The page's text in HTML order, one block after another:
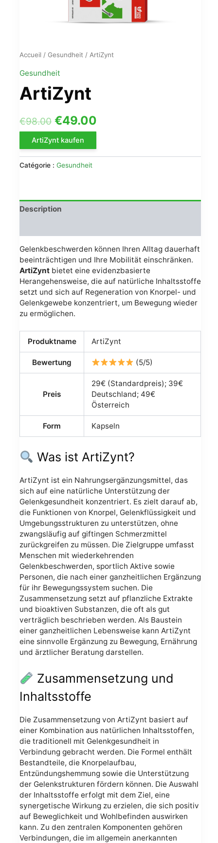
Accueil / Gesundheit / ArtiZynt
Gesundheit
ArtiZynt
€98.00 Le
prix
initial
était :
€49.00
actuel
ArtiZynt kaufen
Catégorie : Gesundheit
Description
Gelenkbeschwerden können Ihren Alltag dauerhaft
beeinträchtigen und Ihre Mobilität einschränken.
ArtiZynt bietet eine evidenzbasierte
Herangehensweise, die auf natürliche Inhaltsstoffe
setzt und sich auf Regeneration von Knorpel- und
Gelenkgewebe konzentriert, um Bewegung wieder
zu ermöglichen.
Produktname ArtiZynt
Bewertung (5/5)
Preis
29€ (Standardpreis); 39€
Deutschland; 49€
Österreich
Form Kapseln
Was ist ArtiZynt?
ArtiZynt ist ein Nahrungsergänzungsmittel, das
sich auf eine natürliche Unterstützung der
Gelenkgesundheit konzentriert. Es zielt darauf ab,
die Funktionen von Knorpel, Gelenkflüssigkeit und
Umgebungsstrukturen zu unterstützen, ohne
zwangsläufig auf giftingen Schmerzmittel
zurückgreifen zu müssen. Die Zielgruppe umfasst
Menschen mit wiederkehrenden
Gelenkbeschwerden, sportlich Aktive sowie
Personen, die nach einer ganzheitlichen Ergänzung
für ihr Bewegungssystem suchen. Die
Zusammensetzung setzt auf pflanzliche Extrakte
und bioaktiven Substanzen, die oft als gut
verträglich beschrieben werden. Als Baustein
einer ganzheitlichen Lebensweise kann ArtiZynt
eine sinnvolle Ergänzung zu Bewegung, Ernährung
und ärztlicher Beratung darstellen.
Zusammensetzung und
Inhaltsstoffe
Die Zusammensetzung von ArtiZynt basiert auf
einer Kombination aus natürlichen Inhaltsstoffen,
die traditionell mit Gelenkgesundheit in
Verbindung gebracht werden. Die Formel enthält
Bestandteile, die Knorpelaufbau,
Entzündungshemmung sowie die Unterstützung
der Gelenkstrukturen fördern können. Die Auswahl
der Inhaltsstoffe erfolgt mit dem Ziel, eine
synergetische Wirkung zu erzielen, die sich positiv
auf Beweglichkeit und Wohlbefinden auswirken
kann. Zu den zentralen Komponenten gehören
Verbindungen, die im allgemein anerkannten